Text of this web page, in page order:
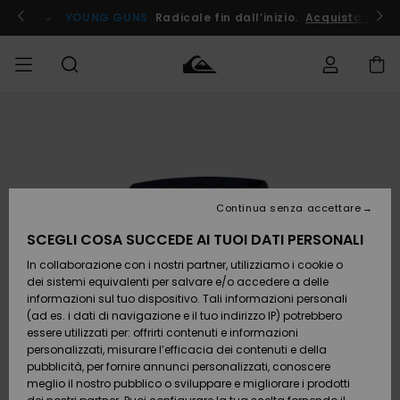
informazioni
prodotto
! YOUNG GUNS Radicale fin dall’inizio. Acquista Ora
Accessori
Calzature
e
infradito
Surf /
Acqua
Accessori
Calzature
e
infradito
Surf /
Acqua
Nuovi
Da
Scoprire
Snow
SURF
Highlights
Comunità
SNOW
Shop
Snow
Shop
Donna
OUTLET
Outlet
Donna
Spedizione
Pagamento
Buono regalo
Quiksilver
Freedom
SCEGLI COSA SUCCEDE AI TUOI DATI PERSONALI
In collaborazione con i nostri partner, utilizziamo i cookie o
dei sistemi equivalenti per salvare e/o accedere a delle
informazioni sul tuo dispositivo. Tali informazioni personali
(ad es. i dati di navigazione e il tuo indirizzo IP) potrebbero
essere utilizzati per: offrirti contenuti e informazioni
personalizzati, misurare l’efficacia dei contenuti e della
pubblicità, per fornire annunci personalizzati, conoscere
meglio il nostro pubblico o sviluppare e migliorare i prodotti
Continua senza accettare